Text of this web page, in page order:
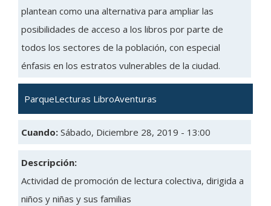
plantean como una alternativa para ampliar las
posibilidades de acceso a los libros por parte de
todos los sectores de la población, con especial
énfasis en los estratos vulnerables de la ciudad.
ParqueLecturas LibroAventuras
Cuando: Sábado, Diciembre 28, 2019 - 13:00
Descripción:
Actividad de promoción de lectura colectiva, dirigida a
niños y niñas y sus familias